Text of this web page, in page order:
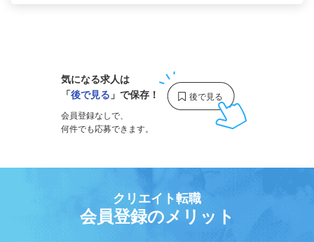
気になる求人は
「後で見る 」で保存！
会員登録なしで、
何件でも応募できます。
クリエイト転職
会員登録のメリット